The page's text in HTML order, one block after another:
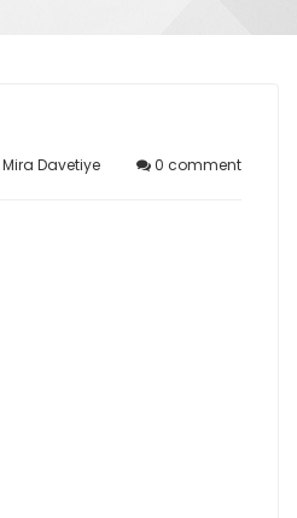
0 comment
Mira Davetiye